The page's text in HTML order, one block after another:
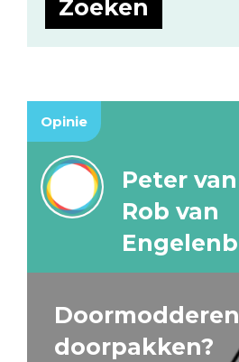
Opinie
Peter
Rob van
doorpakken?